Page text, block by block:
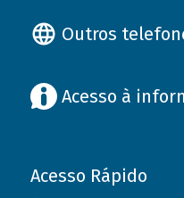
Outros
Acesso à
Acesso Rápido